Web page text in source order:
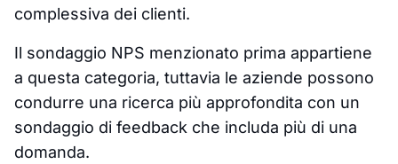
complessiva dei clienti.
Il sondaggio NPS menzionato prima appartiene
a questa categoria, tuttavia le aziende possono
condurre una ricerca più approfondita con un
sondaggio di feedback che includa più di una
domanda.